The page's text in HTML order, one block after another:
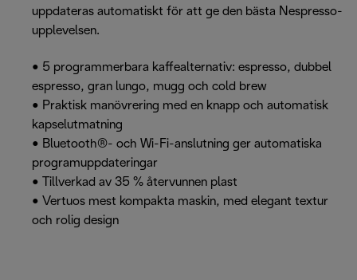
uppdateras automatiskt för att ge den bästa Nespresso-
upplevelsen.
• 5 programmerbara kaffealternativ: espresso, dubbel
espresso, gran lungo, mugg och cold brew
• Praktisk manövrering med en knapp och automatisk
kapselutmatning
• Bluetooth®- och Wi-Fi-anslutning ger automatiska
programuppdateringar
• Tillverkad av 35 % återvunnen plast
• Vertuos mest kompakta maskin, med elegant textur
och rolig design